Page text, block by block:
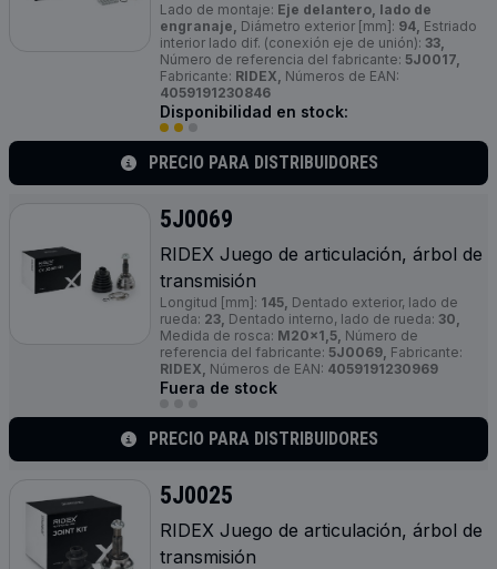
Lado de montaje: Eje delantero, lado de
engranaje, Diámetro exterior [mm]: 94, Estriado
interior lado dif. (conexión eje de unión): 33,
Número de referencia del fabricante: 5J0017,
Fabricante: RIDEX, Números de EAN:
4059191230846
Disponibilidad en stock:
PRECIO PARA DISTRIBUIDORES
5J0069
RIDEX Juego de articulación, árbol de
transmisión
Longitud [mm]: 145, Dentado exterior, lado de
rueda: 23, Dentado interno, lado de rueda: 30,
Medida de rosca: M20x1,5, Número de
referencia del fabricante: 5J0069, Fabricante:
RIDEX, Números de EAN: 4059191230969
Fuera de stock
PRECIO PARA DISTRIBUIDORES
5J0025
RIDEX Juego de articulación, árbol de
transmisión